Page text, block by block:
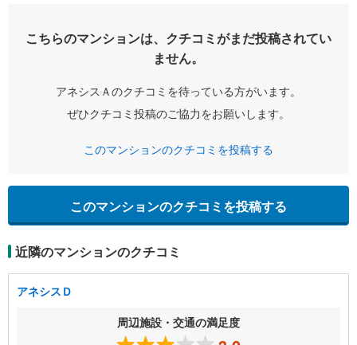
こちらのマンションは、クチコミがまだ投稿されてい
ません。
アネシスＡのクチコミを待っている方がいます。
ぜひクチコミ投稿のご協力をお願いします。
このマンションのクチコミを投稿する
このマンションのクチコミを投稿する
近隣のマンションのクチコミ
アネシスＤ
周辺施設・交通の満足度